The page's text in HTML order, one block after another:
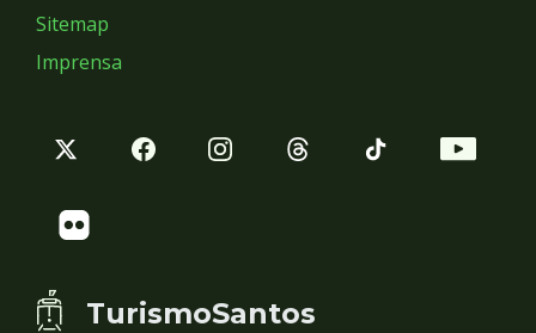
Sitemap
Imprensa
TurismoSantos